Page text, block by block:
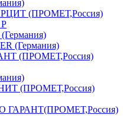
(ПРОМЕТ,Россия)
Р
(Германия)
(ПРОМЕТ,Россия)
(ПРОМЕТ,Россия)
ГАРАНТ(ПРОМЕТ,Россия)